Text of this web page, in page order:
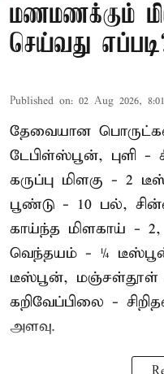
மணமணக்கும்
செய்வது
Published on: 02 Aug 2026,
தேவையான
டேபிள்ஸ்பூன், புளி -
கருப்பு மிளகு - 2
பூண்டு - 10 பல்,
காய்ந்த மிளகாய் -
வெந்தயம் - ¼
டீஸ்பூன், மஞ்சள்தூள்
கறிவேப்பிலை -
அளவு.